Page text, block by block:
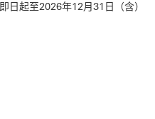
即日起至2026年12月31日（含）